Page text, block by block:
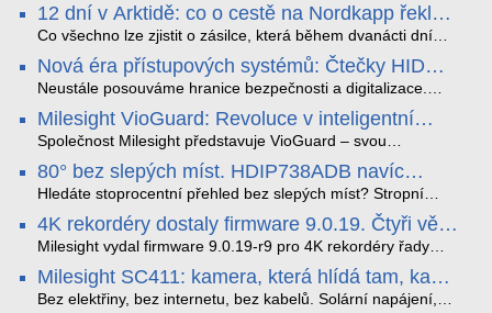
12 dní v Arktidě: co o cestě na Nordkapp řekla
data ze SMARTBOX 2 MAX
Co všechno lze zjistit o zásilce, která během dvanácti dní
projede Arktidou? SMARTBOX 2 MAX jsme vzali na trasu z
Tromsø přes Lofoty, Kirunu a finské Laponsko až na
Nordkapp. Bez jediného dobití, v mrazu až −13 °C a mimo
stabilní mobilní signál zaznamenával polohu, teplotu, světlo,
otřesy i náklon. Výsledkem není jen čára na mapě, ale
podrobný datový příběh celé cesty.
Nová éra přístupových systémů: Čtečky HID
Signo
Neustále posouváme hranice bezpečnosti a digitalizace.
Rádi bychom Vám proto představili naši nejnovější nabídku
v oblasti kontroly přístupu – moderní a vysoce univerzální
čtečky HID Signo.
Milesight VioGuard: Revoluce v inteligentní
detekci dopravních přestupků
Společnost Milesight představuje VioGuard – svou
nejnovější proprietární technologii pro pokročilou detekci
dopravních přestupků. Tento systém, poháněný
sofistikovanými algoritmy umělé inteligence (AI), je navržen
tak, aby poskytoval komplexní nástroje pro vymáhání
dopravních předpisů, zvyšoval bezpečnost na silnicích a
optimalizoval plynulost dopravy v moderních městech.
80° bez slepých míst. HDIP738ADB navíc
streamuje na YouTube – bez PC.
Hledáte stoprocentní přehled bez slepých míst? Stropní
panoramatická kamera HDIP738ADB skládá obraz ze dvou
4MP senzorů SONY do jednoho čistého 180° záběru bez
zkreslení. K tomu přidává AI detekci osob a vozidel,
obousměrný zvuk a unikátní možnost přímého vysílání na
YouTube – bez běžícího počítače.
4K rekordéry dostaly firmware 9.0.19. Čtyři věci,
které musíte vědět.
Milesight vydal firmware 9.0.19-r9 pro 4K rekordéry řady
H.265. Pokud tyhle systémy instalujete, jsou tu čtyři věci,
které vám zjednoduší práci – a jedna z nich vám ušetří
spoustu zbytečných výjezdů k zákazníkům.
Milesight SC411: kamera, která hlídá tam, kam
kabel nedosáhne
Bez elektřiny, bez internetu, bez kabelů. Solární napájení,